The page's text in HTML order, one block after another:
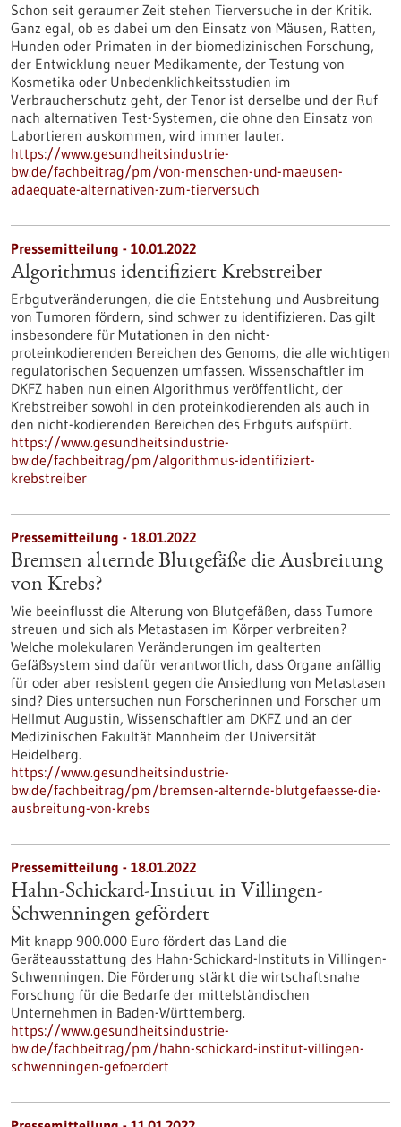
Schon seit geraumer Zeit stehen Tierversuche in der Kritik.
Ganz egal, ob es dabei um den Einsatz von Mäusen, Ratten,
Hunden oder Primaten in der biomedizinischen Forschung,
der Entwicklung neuer Medikamente, der Testung von
Kosmetika oder Unbedenklichkeitsstudien im
Verbraucherschutz geht, der Tenor ist derselbe und der Ruf
nach alternativen Test-Systemen, die ohne den Einsatz von
Labortieren auskommen, wird immer lauter.
https://www.gesundheitsindustrie-
bw.de/fachbeitrag/pm/von-menschen-und-maeusen-
adaequate-alternativen-zum-tierversuch
Pressemitteilung - 10.01.2022
Algorithmus identifiziert Krebstreiber
Erbgutveränderungen, die die Entstehung und Ausbreitung
von Tumoren fördern, sind schwer zu identifizieren. Das gilt
insbesondere für Mutationen in den nicht-
proteinkodierenden Bereichen des Genoms, die alle wichtigen
regulatorischen Sequenzen umfassen. Wissenschaftler im
DKFZ haben nun einen Algorithmus veröffentlicht, der
Krebstreiber sowohl in den proteinkodierenden als auch in
den nicht-kodierenden Bereichen des Erbguts aufspürt.
https://www.gesundheitsindustrie-
bw.de/fachbeitrag/pm/algorithmus-identifiziert-
krebstreiber
Pressemitteilung - 18.01.2022
Bremsen alternde Blutgefäße die Ausbreitung
von Krebs?
Wie beeinflusst die Alterung von Blutgefäßen, dass Tumore
streuen und sich als Metastasen im Körper verbreiten?
Welche molekularen Veränderungen im gealterten
Gefäßsystem sind dafür verantwortlich, dass Organe anfällig
für oder aber resistent gegen die Ansiedlung von Metastasen
sind? Dies untersuchen nun Forscherinnen und Forscher um
Hellmut Augustin, Wissenschaftler am DKFZ und an der
Medizinischen Fakultät Mannheim der Universität
Heidelberg.
https://www.gesundheitsindustrie-
bw.de/fachbeitrag/pm/bremsen-alternde-blutgefaesse-die-
ausbreitung-von-krebs
Pressemitteilung - 18.01.2022
Hahn-Schickard-Institut in Villingen-
Schwenningen gefördert
Mit knapp 900.000 Euro fördert das Land die
Geräteausstattung des Hahn-Schickard-Instituts in Villingen-
Schwenningen. Die Förderung stärkt die wirtschaftsnahe
Forschung für die Bedarfe der mittelständischen
Unternehmen in Baden-Württemberg.
https://www.gesundheitsindustrie-
bw.de/fachbeitrag/pm/hahn-schickard-institut-villingen-
schwenningen-gefoerdert